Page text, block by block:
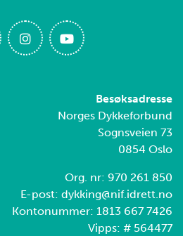
Besøksadresse
Norges Dykkeforbund
Sognsveien 73
0854 Oslo
Org. nr: 970 261 850
E-post: dykking@nif.idrett.no
Kontonummer: 1813 667 7426
Vipps: # 564477